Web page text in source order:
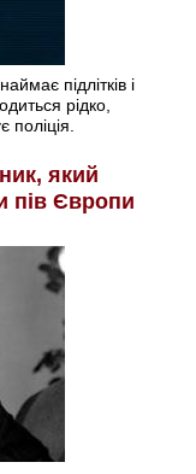
підлітків і
рідко,
поліція.
який
пів Європи